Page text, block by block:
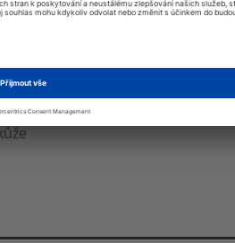
RUSTY PISTONS
muže